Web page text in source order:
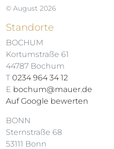
© August 2026
Standorte
BOCHUM
Kortumstraße 61
44787 Bochum
T 0234 964 34 12
E bochum@mauer.de
Auf Google bewerten
BONN
Sternstraße 68
53111 Bonn